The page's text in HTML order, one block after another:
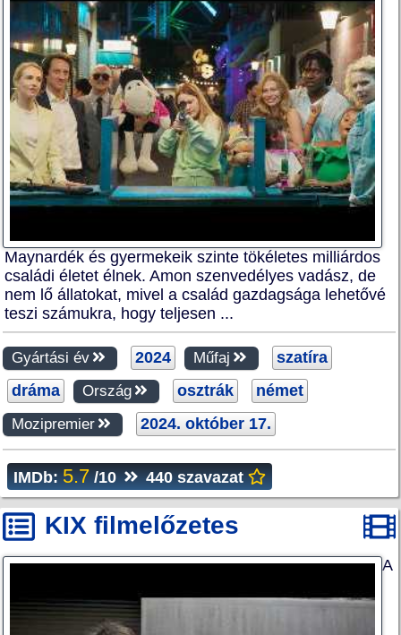
Maynardék és gyermekeik szinte tökéletes milliárdos
családi életet élnek. Amon szenvedélyes vadász, de
nem lő állatokat, mivel a család gazdagsága lehetővé
teszi számukra, hogy teljesen ...
Gyártási év 2024 Műfaj
szatíra
dráma
Ország osztrák német
Mozipremier 2024. október 17.
IMDb: 5.7 /10 440 szavazat
KIX filmelőzetes
A